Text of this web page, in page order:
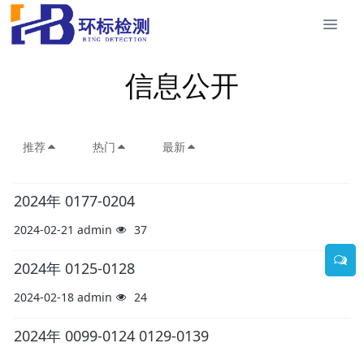
信息公开
推荐 热门 最新
2024年 0177-0204
2024-02-21 admin 37
2024年 0125-0128
2024-02-18 admin 24
2024年 0099-0124 0129-0139